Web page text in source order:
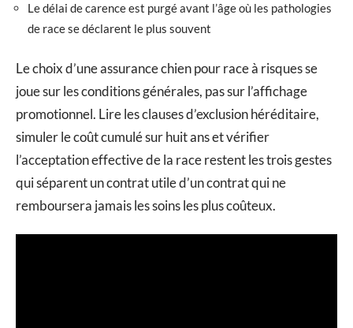
Le délai de carence est purgé avant l’âge où les pathologies
de race se déclarent le plus souvent
Le choix d’une assurance chien pour race à risques se
joue sur les conditions générales, pas sur l’affichage
promotionnel. Lire les clauses d’exclusion héréditaire,
simuler le coût cumulé sur huit ans et vérifier
l’acceptation effective de la race restent les trois gestes
qui séparent un contrat utile d’un contrat qui ne
remboursera jamais les soins les plus coûteux.